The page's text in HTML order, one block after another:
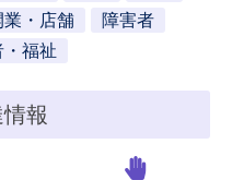
業・店舗
障害者
福祉
報